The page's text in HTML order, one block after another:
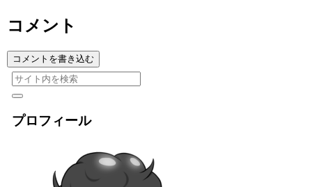
コメント
コメントを書き込む
プロフィール